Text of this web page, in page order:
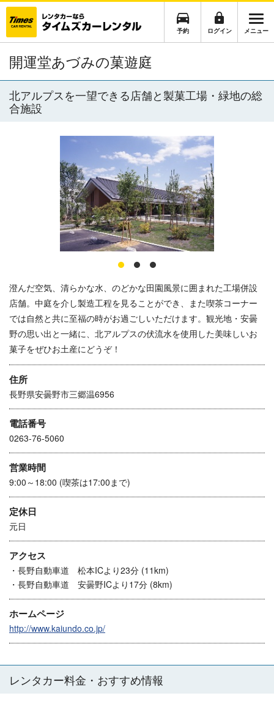
予約 ログイン メニュー
開運堂あづみの菓遊庭
北アルプスを一望できる店舗と製菓工場・緑地の総
合施設
澄んだ空気、清らかな水、のどかな田園風景に囲まれた工場併設
店舗。中庭を介し製造工程を見ることができ、また喫茶コーナー
では自然と共に至福の時がお過ごしいただけます。観光地・安曇
野の思い出と一緒に、北アルプスの伏流水を使用した美味しいお
菓子をぜひお土産にどうぞ！
住所
長野県安曇野市三郷温6956
電話番号
0263-76-5060
営業時間
9:00～18:00 (喫茶は17:00まで)
定休日
元日
アクセス
・長野自動車道 松本ICより23分 (11km)
・長野自動車道 安曇野ICより17分 (8km)
ホームページ
http://www.kaiundo.co.jp/
レンタカー料金・おすすめ情報